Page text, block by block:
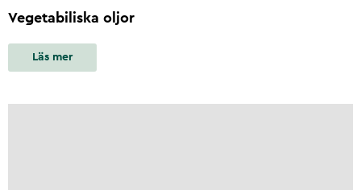
Vegetabiliska oljor
Läs mer